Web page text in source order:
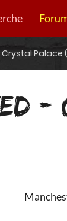
Palace
-